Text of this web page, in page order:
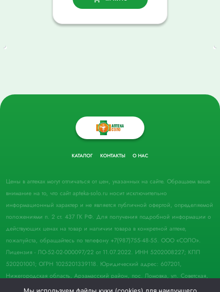
КАТАЛОГ КОНТАКТЫ О НАС
Цены в аптеках могут отличаться от цен, указанных на сайте. Обращаем ваше
внимание на то, что сайт apteka-solo.ru носит исключительно
информационный характер и не является публичной офертой, определяемой
положениями п. 2 ст. 437 ГК РФ. Для получения подробной информации о
действующих ценах на товар и наличии товара в конкретной аптеке,
пожалуйста, обращайтесь по телефону +7(987)755-48-55. ООО «СОЛО».
Лицензия - ЛО-52-02-000097/22 от 11.07.2022. ИНН 5202008227; КПП
520201001; ОГРН 1025201339118. Юридический адрес: 607201,
Нижегородская область, Арзамасский район, пос. Ломовка, ул. Советская,
д. 33, пом. 21.